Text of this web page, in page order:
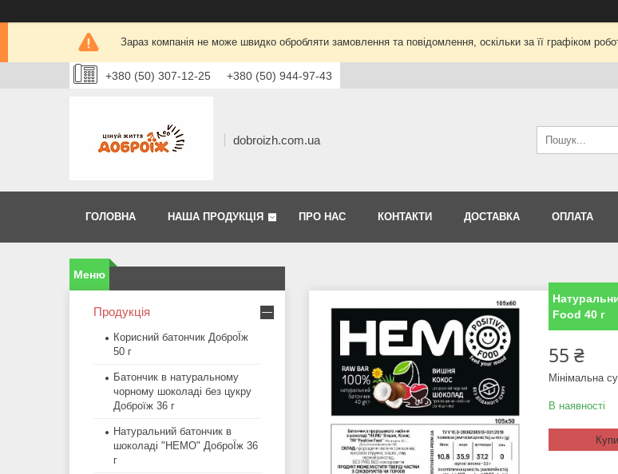
Зараз компанія не може швидко обробляти замовлення та повідомлення, оскільки за її графіком
+380 (50) 307-12-25 +380 (50) 944-97-43
dobroizh.com.ua
ГОЛОВНА НАША ПРОДУКЦІЯ ПРО НАС КОНТАКТИ ДОСТАВКА ОПЛАТА
Food 40 г
55 ₴
Мінімальна
В наявності
Продукція
Корисний батончик ДоброЇж
50 г
Батончик в натуральному
чорному шоколаді без цукру
Доброїж 36 г
Натуральний батончик в
шоколаді "HEMO" ДоброЇж 36
г